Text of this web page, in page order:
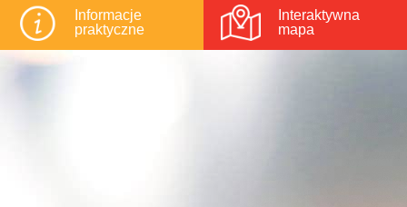
Informacje
praktyczne
Interaktywna
mapa